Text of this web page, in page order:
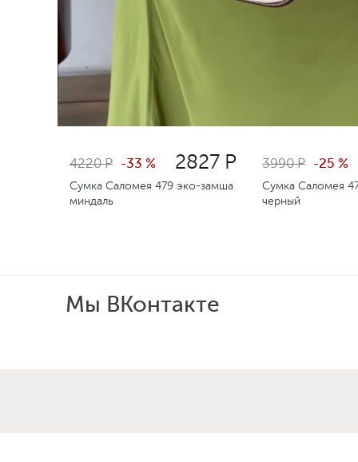
2827 Р
4220 Р -33 %
Сумка Саломея 479 эко-замша
миндаль
3990 Р -25 %
Сумка Саломея
черный
Мы ВКонтакте